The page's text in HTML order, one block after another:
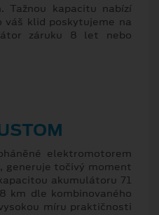
Tažnou kapacitu nabízí
váš klid poskytujeme na
záruku 8 let nebo
elektromotorem
generuje točivý moment
akumulátoru 71
km dle kombinovaného
míru praktičnosti